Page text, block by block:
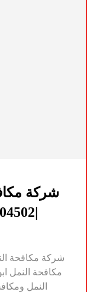
شركة
|0545704502| طرد النمل
شركة مكافحة
مكافحة النمل
النمل